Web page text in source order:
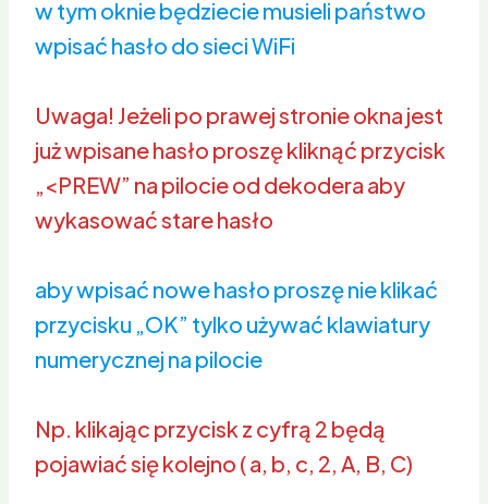
w tym oknie będziecie musieli państwo
wpisać hasło do sieci WiFi
Uwaga! Jeżeli po prawej stronie okna jest
już wpisane hasło proszę kliknąć przycisk
„<PREW” na pilocie od dekodera aby
wykasować stare hasło
aby wpisać nowe hasło proszę nie klikać
przycisku „OK” tylko używać klawiatury
numerycznej na pilocie
Np. klikając przycisk z cyfrą 2 będą
pojawiać się kolejno ( a, b, c, 2, A, B, C)